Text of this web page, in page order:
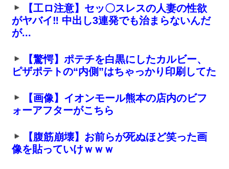
【工ロ注意】セッ〇スレスの人妻の性欲
がヤバイ‼ 中出し3連発でも治まらないんだ
が...
【驚愕】ポテチを白黒にしたカルビー、
ピザポテトの“内側”はちゃっかり印刷してた
【画像】イオンモール熊本の店内のビフ
ォーアフターがこちら
【腹筋崩壊】お前らが死ぬほど笑った画
像を貼っていけｗｗｗ